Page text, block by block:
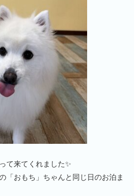
て来てくれました✨
「おもち」ちゃんと同じ日のお泊ま